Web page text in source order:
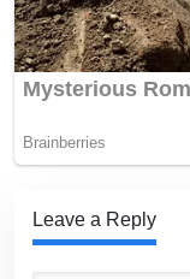
Leave a Reply